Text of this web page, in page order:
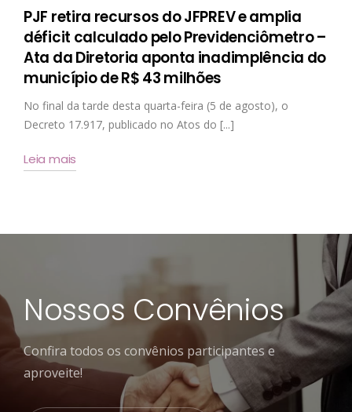
PJF retira recursos do JFPREV e amplia
déficit calculado pelo Previdenciômetro –
Ata da Diretoria aponta inadimplência do
município de R$ 43 milhões
No final da tarde desta quarta-feira (5 de agosto), o
Decreto 17.917, publicado no Atos do [...]
Leia mais
Nossos Convênios
Confira todos os convênios participantes e
aproveite!